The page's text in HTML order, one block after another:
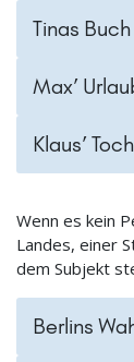
Tinas Buch
Max’
Klaus’
Wenn es kein
Landes, einer
dem Subjekt
Berlins